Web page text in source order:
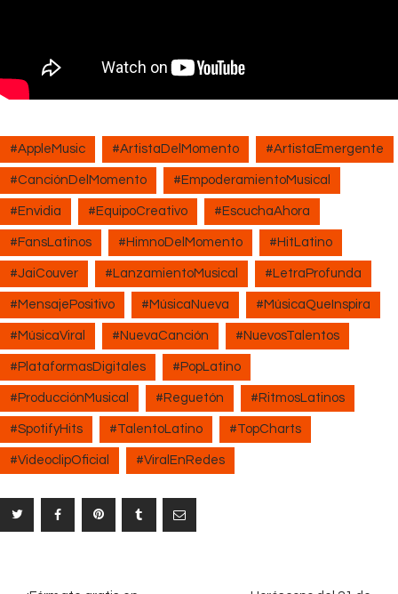
#AppleMusic #ArtistaDelMomento #ArtistaEmergente
#CanciónDelMomento #EmpoderamientoMusical
#Envidia #EquipoCreativo #EscuchaAhora
#FansLatinos #HimnoDelMomento #HitLatino
#JaiCouver #LanzamientoMusical #LetraProfunda
#MensajePositivo #MúsicaNueva #MúsicaQueInspira
#MúsicaViral #NuevaCanción #NuevosTalentos
#PlataformasDigitales #PopLatino
#ProducciónMusical #Reguetón #RitmosLatinos
#SpotifyHits #TalentoLatino #TopCharts
#VideoclipOficial #ViralEnRedes